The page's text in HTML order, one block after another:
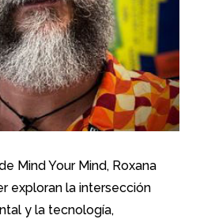
Mind Your Mind, Roxana
exploran la intersección
y la tecnología,